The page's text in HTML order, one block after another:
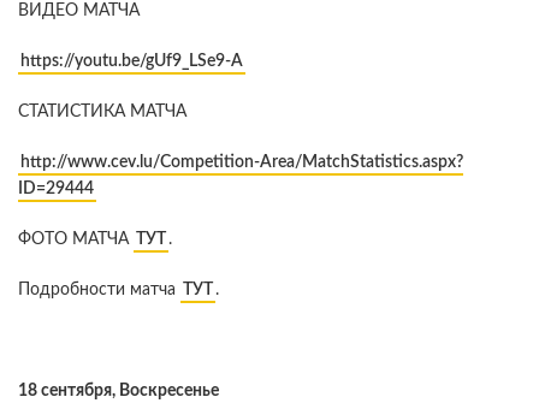
ВИДЕО МАТЧА
https://youtu.be/gUf9_LSe9-A
СТАТИСТИКА МАТЧА
http://www.cev.lu/Competition-Area/MatchStatistics.aspx?
ID=29444
ФОТО МАТЧА ТУТ .
Подробности матча ТУТ .
18 сентября, Воскресенье